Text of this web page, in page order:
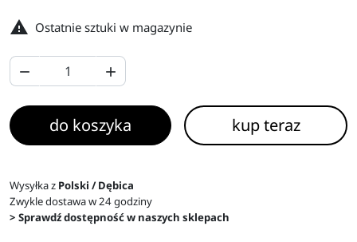
 Ostatnie sztuki w magazynie
 
do koszyka kup teraz
Wysyłka z Polski / Dębica
Zwykle dostawa w 24 godziny
> Sprawdź dostępność w naszych sklepach